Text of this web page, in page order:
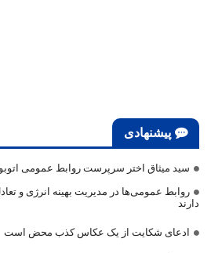
پیشنهادی
سید میثاق اختر سرپرست روابط عمومی
روابط عمومی‌ها در مدیریت بهینه انرژی و
دارند
ادعای شکایت از یک عکاس کذب محض است